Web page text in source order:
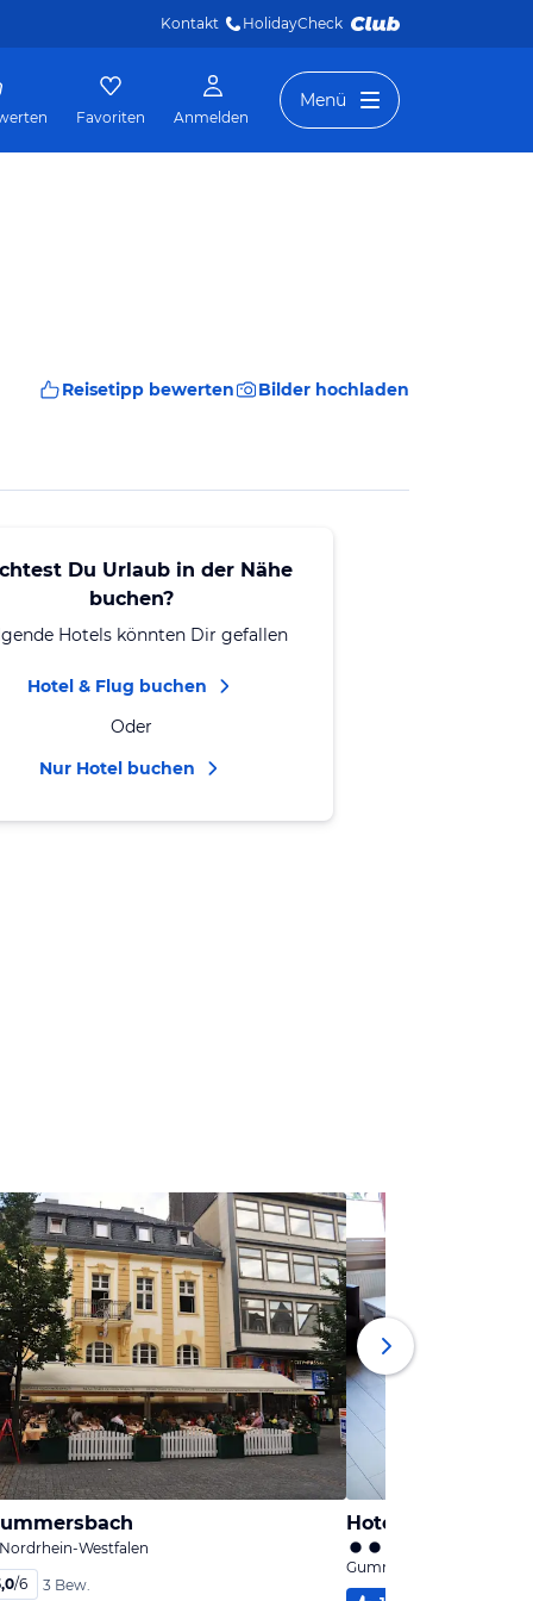
Kontakt HolidayCheck
Favoriten Anmelden
Menü
Reisetipp bewerten Bilder hochladen
Du Urlaub in der Nähe
buchen?
Hotels könnten Dir gefallen
Hotel & Flug buchen
Oder
Nur Hotel buchen
Westfalen
/6 3 Bew.
Hotel Theile
Gummersbach,